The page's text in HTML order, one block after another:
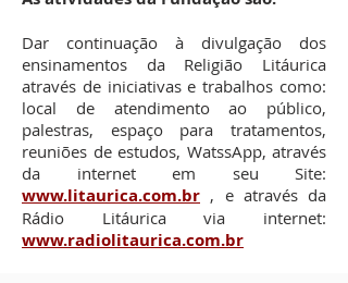
Dar continuação à divulgação dos
ensinamentos da Religião Litáurica
através de iniciativas e trabalhos como:
local de atendimento ao público,
palestras, espaço para tratamentos,
reuniões de estudos, WatssApp, através
da internet em seu Site:
www.litaurica.com.br , e através da
Rádio Litáurica via internet:
www.radiolitaurica.com.br